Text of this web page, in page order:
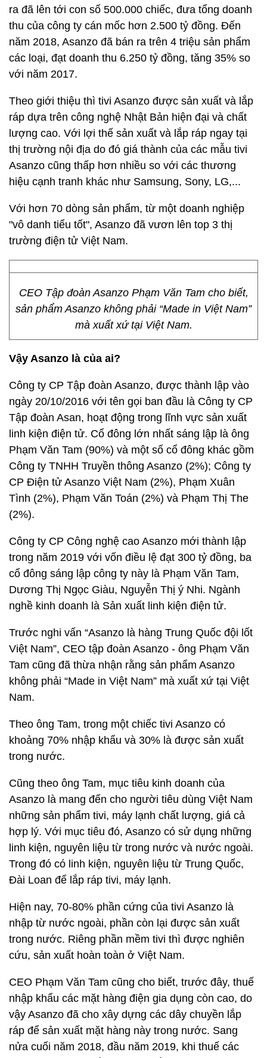
ra đã lên tới con số 500.000 chiếc, đưa tổng doanh
thu của công ty cán mốc hơn 2.500 tỷ đồng. Đến
năm 2018, Asanzo đã bán ra trên 4 triệu sản phẩm
các loại, đạt doanh thu 6.250 tỷ đồng, tăng 35% so
với năm 2017.
Theo giới thiệu thì tivi Asanzo được sản xuất và lắp
ráp dựa trên công nghệ Nhật Bản hiện đại và chất
lượng cao. Với lợi thế sản xuất và lắp ráp ngay tại
thị trường nội địa do đó giá thành của các mẫu tivi
Asanzo cũng thấp hơn nhiều so với các thương
hiệu cạnh tranh khác như Samsung, Sony, LG,...
Với hơn 70 dòng sản phẩm, từ một doanh nghiệp
"vô danh tiểu tốt", Asanzo đã vươn lên top 3 thị
trường điện tử Việt Nam.
CEO Tập đoàn Asanzo Phạm Văn Tam cho biết,
sản phẩm Asanzo không phải “Made in Việt Nam”
mà xuất xứ tại Việt Nam.
Vậy Asanzo là của ai?
Công ty CP Tập đoàn Asanzo, được thành lập vào
ngày 20/10/2016 với tên gọi ban đầu là Công ty CP
Tập đoàn Asan, hoạt động trong lĩnh vực sản xuất
linh kiện điện tử. Cổ đông lớn nhất sáng lập là ông
Phạm Văn Tam (90%) và một số cổ đông khác gồm
Công ty TNHH Truyền thông Asanzo (2%); Công ty
CP Điện tử Asanzo Việt Nam (2%), Phạm Xuân
Tình (2%), Phạm Văn Toán (2%) và Phạm Thị The
(2%).
Công ty CP Công nghệ cao Asanzo mới thành lập
trong năm 2019 với vốn điều lệ đạt 300 tỷ đồng, ba
cổ đông sáng lập công ty này là Phạm Văn Tam,
Dương Thị Ngọc Giàu, Nguyễn Thị ý Nhi. Ngành
nghề kinh doanh là Sản xuất linh kiện điện tử.
Trước nghi vấn “Asanzo là hàng Trung Quốc đội lốt
Việt Nam”, CEO tập đoàn Asanzo - ông Phạm Văn
Tam cũng đã thừa nhận rằng sản phẩm Asanzo
không phải “Made in Việt Nam” mà xuất xứ tại Việt
Nam.
Theo ông Tam, trong một chiếc tivi Asanzo có
khoảng 70% nhập khẩu và 30% là được sản xuất
trong nước.
Cũng theo ông Tam, mục tiêu kinh doanh của
Asanzo là mang đến cho người tiêu dùng Việt Nam
những sản phẩm tivi, máy lạnh chất lượng, giá cả
hợp lý. Với mục tiêu đó, Asanzo có sử dụng những
linh kiện, nguyên liệu từ trong nước và nước ngoài.
Trong đó có linh kiện, nguyên liệu từ Trung Quốc,
Đài Loan để lắp ráp tivi, máy lạnh.
Hiện nay, 70-80% phần cứng của tivi Asanzo là
nhập từ nước ngoài, phần còn lại được sản xuất
trong nước. Riêng phần mềm tivi thì được nghiên
cứu, sản xuất hoàn toàn ở Việt Nam.
CEO Phạm Văn Tam cũng cho biết, trước đây, thuế
nhập khẩu các mặt hàng điện gia dụng còn cao, do
vậy Asanzo đã cho xây dựng các dây chuyền lắp
ráp để sản xuất mặt hàng này trong nước. Sang
nửa cuối năm 2018, đầu năm 2019, khi thuế các